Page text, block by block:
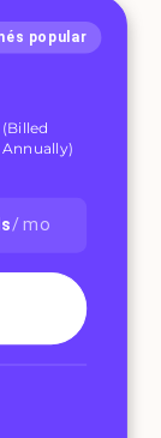
popular
(Billed
Annually)
/ mo